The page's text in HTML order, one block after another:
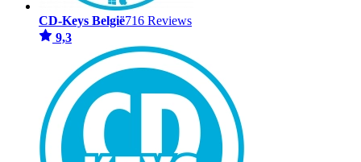
CD-Keys België716 Reviews
9,3